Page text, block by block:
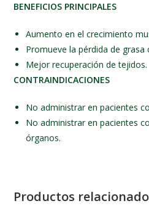
BENEFICIOS PRINCIPALES
Aumento en el crecimiento
Promueve la pérdida de grasa
Mejor recuperación de tejidos.
CONTRAINDICACIONES
No administrar en pacientes
No administrar en pacientes
órganos.
Productos